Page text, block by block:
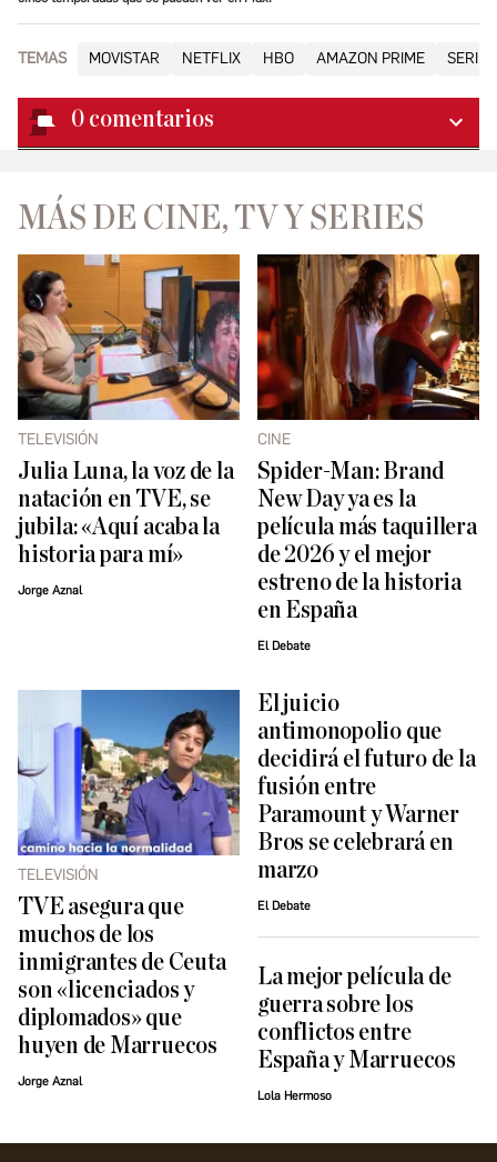
TEMAS MOVISTAR NETFLIX HBO AMAZON PRIME SERIES
0 comentarios
MÁS DE CINE, TV Y SERIES
TELEVISIÓN
Julia Luna, la voz de la
natación en TVE, se
jubila: «Aquí acaba la
historia para mí»
Jorge Aznal
CINE
Spider-Man: Brand
New Day ya es la
película más taquillera
de 2026 y el mejor
estreno de la historia
en España
El Debate
TELEVISIÓN
TVE asegura que
muchos de los
inmigrantes de Ceuta
son «licenciados y
diplomados» que
huyen de Marruecos
Jorge Aznal
El juicio
antimonopolio que
decidirá el futuro de la
fusión entre
Paramount y Warner
Bros se celebrará en
marzo
El Debate
La mejor película de
guerra sobre los
conflictos entre
España y Marruecos
Lola Hermoso